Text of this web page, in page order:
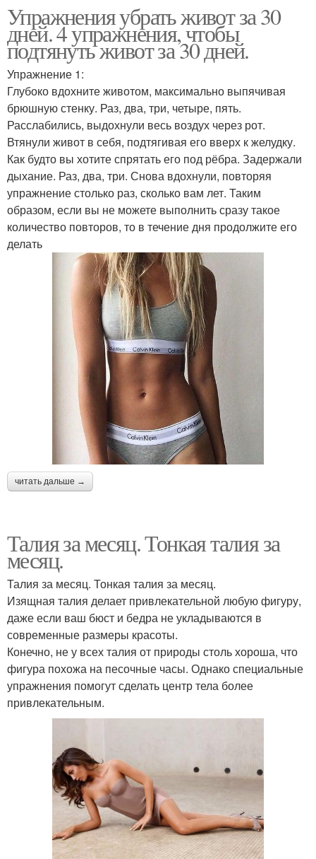
Упражнения убрать живот за 30
дней. 4 упражнения, чтобы
подтянуть живот за 30 дней.
Упражнение 1:
Глубоко вдохните животом, максимально выпячивая
брюшную стенку. Раз, два, три, четыре, пять.
Расслабились, выдохнули весь воздух через рот.
Втянули живот в себя, подтягивая его вверх к желудку.
Как будто вы хотите спрятать его под рёбра. Задержали
дыхание. Раз, два, три. Снова вдохнули, повторяя
упражнение столько раз, сколько вам лет. Таким
образом, если вы не можете выполнить сразу такое
количество повторов, то в течение дня продолжите его
делать
читать дальше →
Талия за месяц. Тонкая талия за
месяц.
Талия за месяц. Тонкая талия за месяц.
Изящная талия делает привлекательной любую фигуру,
даже если ваш бюст и бедра не укладываются в
современные размеры красоты.
Конечно, не у всех талия от природы столь хороша, что
фигура похожа на песочные часы. Однако специальные
упражнения помогут сделать центр тела более
привлекательным.